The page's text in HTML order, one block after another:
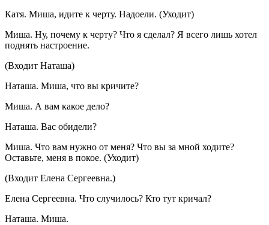
Катя. Миша, идите к черту. Надоели. (Уходит)
Миша. Ну, почему к черту? Что я сделал? Я всего лишь хотел
поднять настроение.
(Входит Наташа)
Наташа. Миша, что вы кричите?
Миша. А вам какое дело?
Наташа. Вас обидели?
Миша. Что вам нужно от меня? Что вы за мной ходите?
Оставьте, меня в покое. (Уходит)
(Входит Елена Сергеевна.)
Елена Сергеевна. Что случилось? Кто тут кричал?
Наташа. Миша.